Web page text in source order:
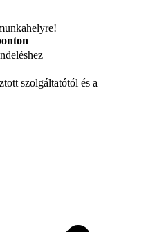
szolgáltatótól és a